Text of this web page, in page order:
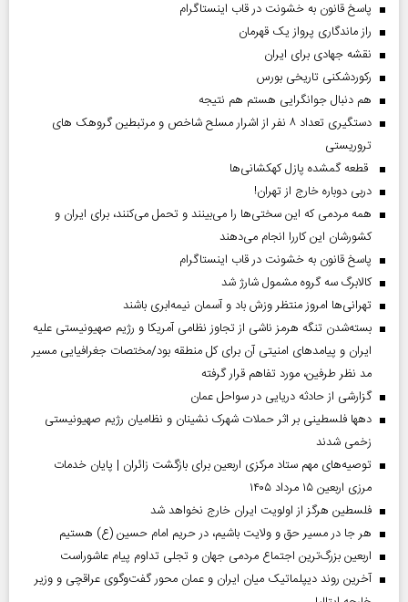
پاسخ قانون به خشونت در قاب اینستاگرام
راز ماندگاری پرواز یک قهرمان
نقشه جهادی برای ایران
رکوردشکنی تاریخی بورس
هم دنبال جوانگرایی هستم هم نتیجه
دستگیری تعداد ۸ نفر از اشرار مسلح شاخص و مرتبطین گروهک های
تروریستی
قطعه گمشده پازل کهکشانی‌ها
دربی دوباره خارج از تهران!
همه مردمی که این سختی‌ها را می‌بینند و تحمل می‌کنند، برای ایران و
کشورشان این کاررا انجام می‌دهند
پاسخ قانون به خشونت در قاب اینستاگرام
کالابرگ سه گروه مشمول شارژ شد
تهرانی‌ها امروز منتظر وزش باد و آسمان نیمه‌ابری باشند
بسته‌شدن تنگه هرمز ناشی از تجاوز نظامی آمریکا و رژیم صهیونیستی علیه
ایران و پیامد‌های امنیتی آن برای کل منطقه بود/مختصات جغرافیایی مسیر
مد نظر طرفین، مورد تفاهم قرار گرفته
گزارشی از حادثه دریایی در سواحل عمان
دهها فلسطینی بر اثر حملات شهرک نشینان و نظامیان رژیم صهیونیستی
زخمی شدند
توصیه‌های مهم ستاد مرکزی اربعین برای بازگشت زائران | پایان خدمات
مرزی اربعین ۱۵ مرداد ۱۴۰۵
فلسطین هرگز از اولویت ایران خارج نخواهد شد
هر جا در مسیر حق و ولایت باشیم، در حریم امام حسین (ع) هستیم
اربعین بزرگ‌ترین اجتماع مردمی جهان و تجلی تداوم پیام عاشوراست
آخرین روند دیپلماتیک میان ایران و عمان محور گفت‌وگوی عراقچی و وزیر